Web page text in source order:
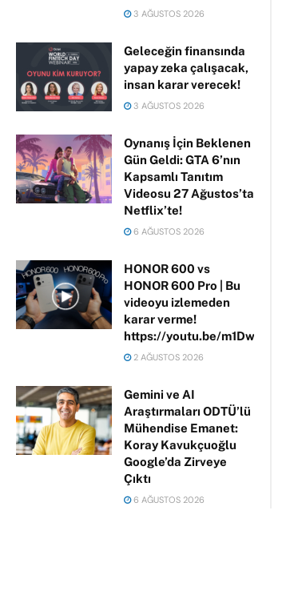
3 AĞUSTOS 2026
Geleceğin finansında
yapay zeka çalışacak,
insan karar verecek!
3 AĞUSTOS 2026
Oynanış İçin Beklenen
Gün Geldi: GTA 6’nın
Kapsamlı Tanıtım
Videosu 27 Ağustos’ta
Netflix’te!
6 AĞUSTOS 2026
HONOR 600 vs
HONOR 600 Pro | Bu
videoyu izlemeden
karar verme!
https://youtu.be/
2 AĞUSTOS 2026
Gemini ve AI
Araştırmaları ODTÜ’lü
Mühendise Emanet:
Koray Kavukçuoğlu
Google’da Zirveye
Çıktı
6 AĞUSTOS 2026